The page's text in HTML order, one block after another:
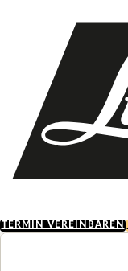
TERMIN VEREINBAREN